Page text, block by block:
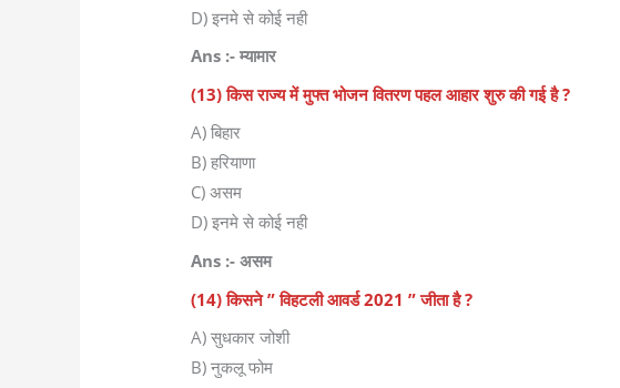
D) इनमे से कोई नही
Ans :- म्यामार
(13) किस राज्य में मुफ्त भोजन वितरण पहल आहार शुरु की गई है ?
A) बिहार
B) हरियाणा
C) असम
D) इनमे से कोई नही
Ans :- असम
(14) किसने ” विहटली आवर्ड 2021 ” जीता है ?
A) सुधकार जोशी
B) नुकलू फोम